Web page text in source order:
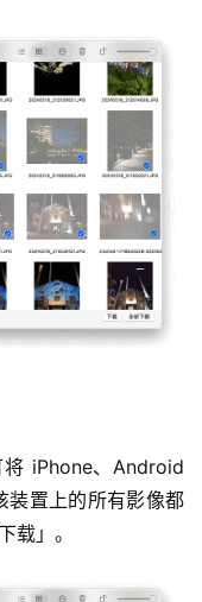
iPhone、Android
装置上的所有影像都
载」。